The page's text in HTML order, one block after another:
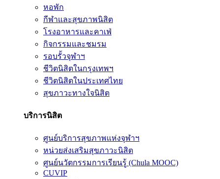
หอพัก
กีฬาและสุขภาพนิสิต
โรงอาหารและคาเฟ่
กิจกรรมและชมรม
รอบรั้วจุฬาฯ
ชีวิตนิสิตในกรุงเทพฯ
ชีวิตนิสิตในประเทศไทย
สุขภาวะทางใจนิสิต
บริการนิสิต
ศูนย์บริการสุขภาพแห่งจุฬาฯ
หน่วยส่งเสริมสุขภาวะนิสิต
ศูนย์นวัตกรรมการเรียนรู้ (Chula MOOC)
CUVIP